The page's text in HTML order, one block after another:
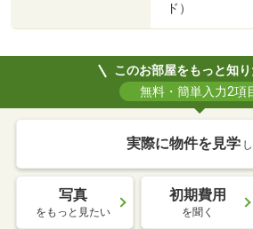
ド）
このお部屋をもっと知り
無料・簡単入力2項
実際に物件を見学
写真
をもっと見たい
初期費用
を聞く